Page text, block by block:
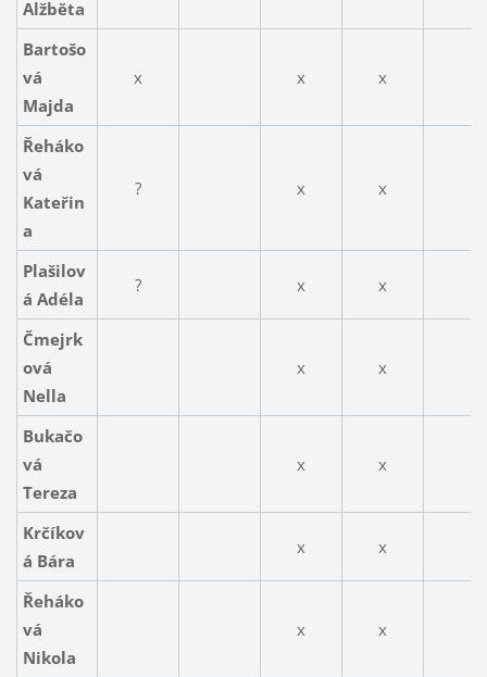
Alžběta
Bartošo
vá
Majda
x x x
Řeháko
vá
Kateřin
a
? x x
Plašilov
á Adéla
? x x
Čmejrk
ová
Nella
x x
Bukačo
vá
Tereza
x x
Krčíkov
á Bára
x x
Řeháko
vá
Nikola
x x